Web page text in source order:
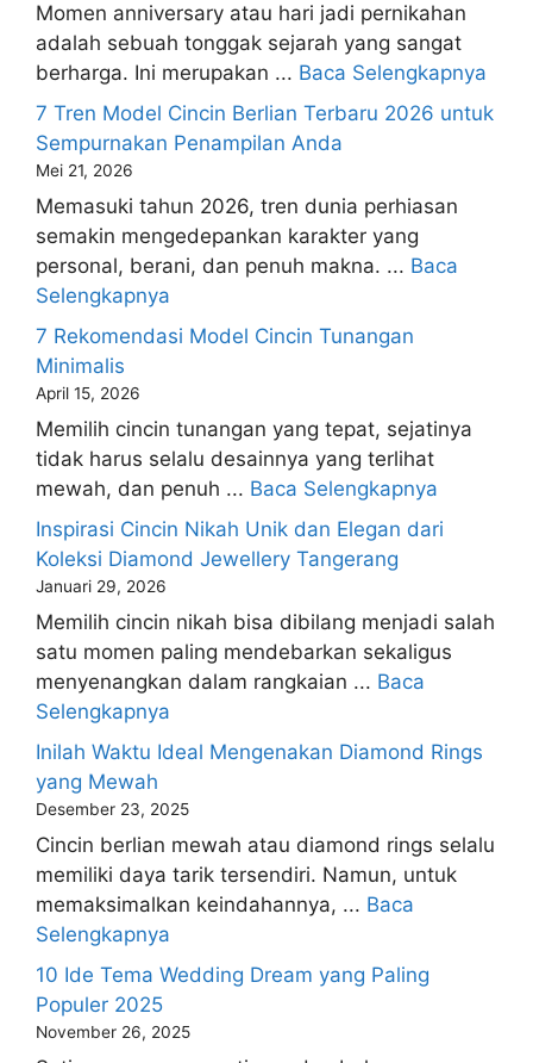
Momen anniversary atau hari jadi pernikahan
adalah sebuah tonggak sejarah yang sangat
berharga. Ini merupakan ... Baca Selengkapnya
7 Tren Model Cincin Berlian Terbaru 2026 untuk
Sempurnakan Penampilan Anda
Mei 21, 2026
Memasuki tahun 2026, tren dunia perhiasan
semakin mengedepankan karakter yang
personal, berani, dan penuh makna. ... Baca
Selengkapnya
7 Rekomendasi Model Cincin Tunangan
Minimalis
April 15, 2026
Memilih cincin tunangan yang tepat, sejatinya
tidak harus selalu desainnya yang terlihat
mewah, dan penuh ... Baca Selengkapnya
Inspirasi Cincin Nikah Unik dan Elegan dari
Koleksi Diamond Jewellery Tangerang
Januari 29, 2026
Memilih cincin nikah bisa dibilang menjadi salah
satu momen paling mendebarkan sekaligus
menyenangkan dalam rangkaian ... Baca
Selengkapnya
Inilah Waktu Ideal Mengenakan Diamond Rings
yang Mewah
Desember 23, 2025
Cincin berlian mewah atau diamond rings selalu
memiliki daya tarik tersendiri. Namun, untuk
memaksimalkan keindahannya, ... Baca
Selengkapnya
10 Ide Tema Wedding Dream yang Paling
Populer 2025
November 26, 2025